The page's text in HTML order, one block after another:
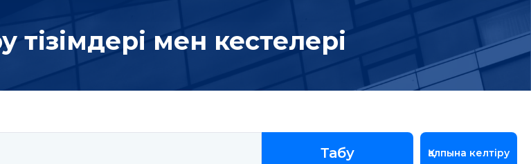
тізімдері мен кестелері
Табу Қалпына келтіру